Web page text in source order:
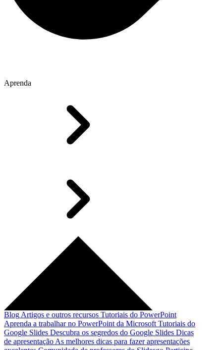
Aprenda
Blog Artigos e outros recursos Tutoriais do PowerPoint
Aprenda a trabalhar no PowerPoint da Microsoft Tutoriais do
Google Slides Descubra os segredos do Google Slides Dicas
de apresentação As melhores dicas para fazer apresentações